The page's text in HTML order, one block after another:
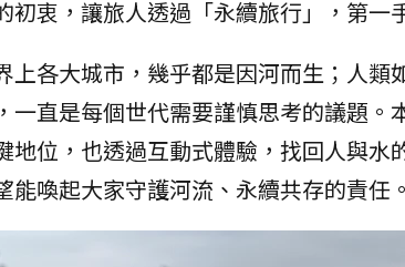
初衷，讓旅人透過「永續旅行」，第一
上各大城市，幾乎都是因河而生；人
一直是每個世代需要謹慎思考的議題
地位，也透過互動式體驗，找回人與
能喚起大家守護河流、永續共存的責任。